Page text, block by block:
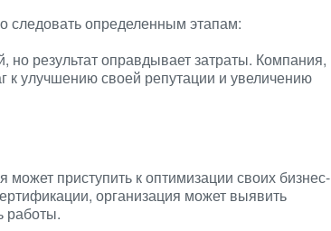
следовать определенным этапам:
но результат оправдывает затраты. Компания,
к улучшению своей репутации и увеличению
приступить к оптимизации своих бизнес-
организация может выявить
работы.